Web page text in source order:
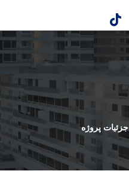
جزئیات پروژه